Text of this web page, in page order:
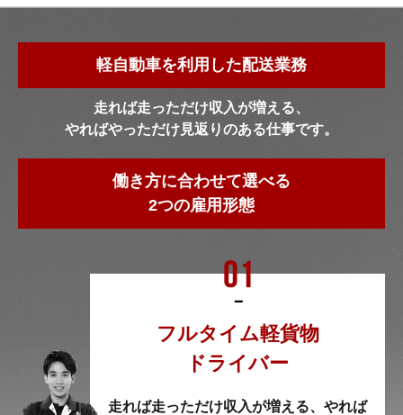
軽自動車を利用した配送業務
走れば走っただけ収入が増える、
やればやっただけ見返りのある仕事です。
働き方に合わせて選べる
2つの雇用形態
フルタイム軽貨物
ドライバー
走れば走っただけ収入が増える、 やれば